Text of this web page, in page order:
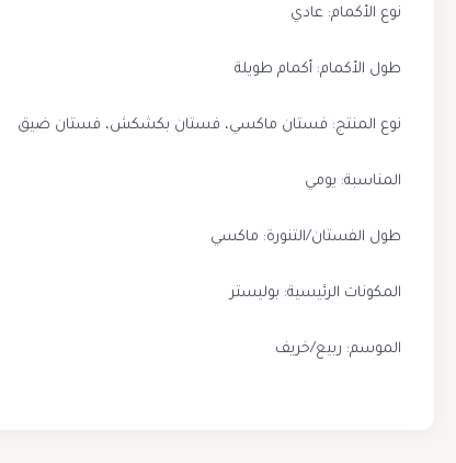
نوع الأكمام: عادي
طول الأكمام: أكمام طويلة
نوع المنتج: فستان ماكسي، فستان بكشكش، فستان ضيق
المناسبة: يومي
طول الفستان/التنورة: ماكسي
المكونات الرئيسية: بوليستر
الموسم: ربيع/خريف